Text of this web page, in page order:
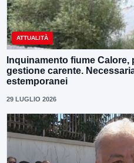
ATTUALITÀ
Inquinamento fiume Calore,
gestione carente.
estemporanei
29 LUGLIO 2026